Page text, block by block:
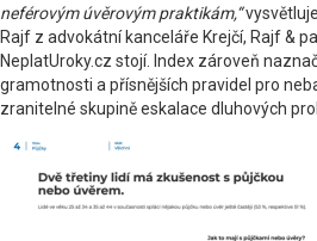
neférovým úvěrovým praktikám,“
Rajf z advokátní kanceláře Krejčí, Rajf &
NeplatUroky.cz stojí. Index zároveň
gramotnosti a přísnějších pravidel pro
zranitelné skupině eskalace dluhových